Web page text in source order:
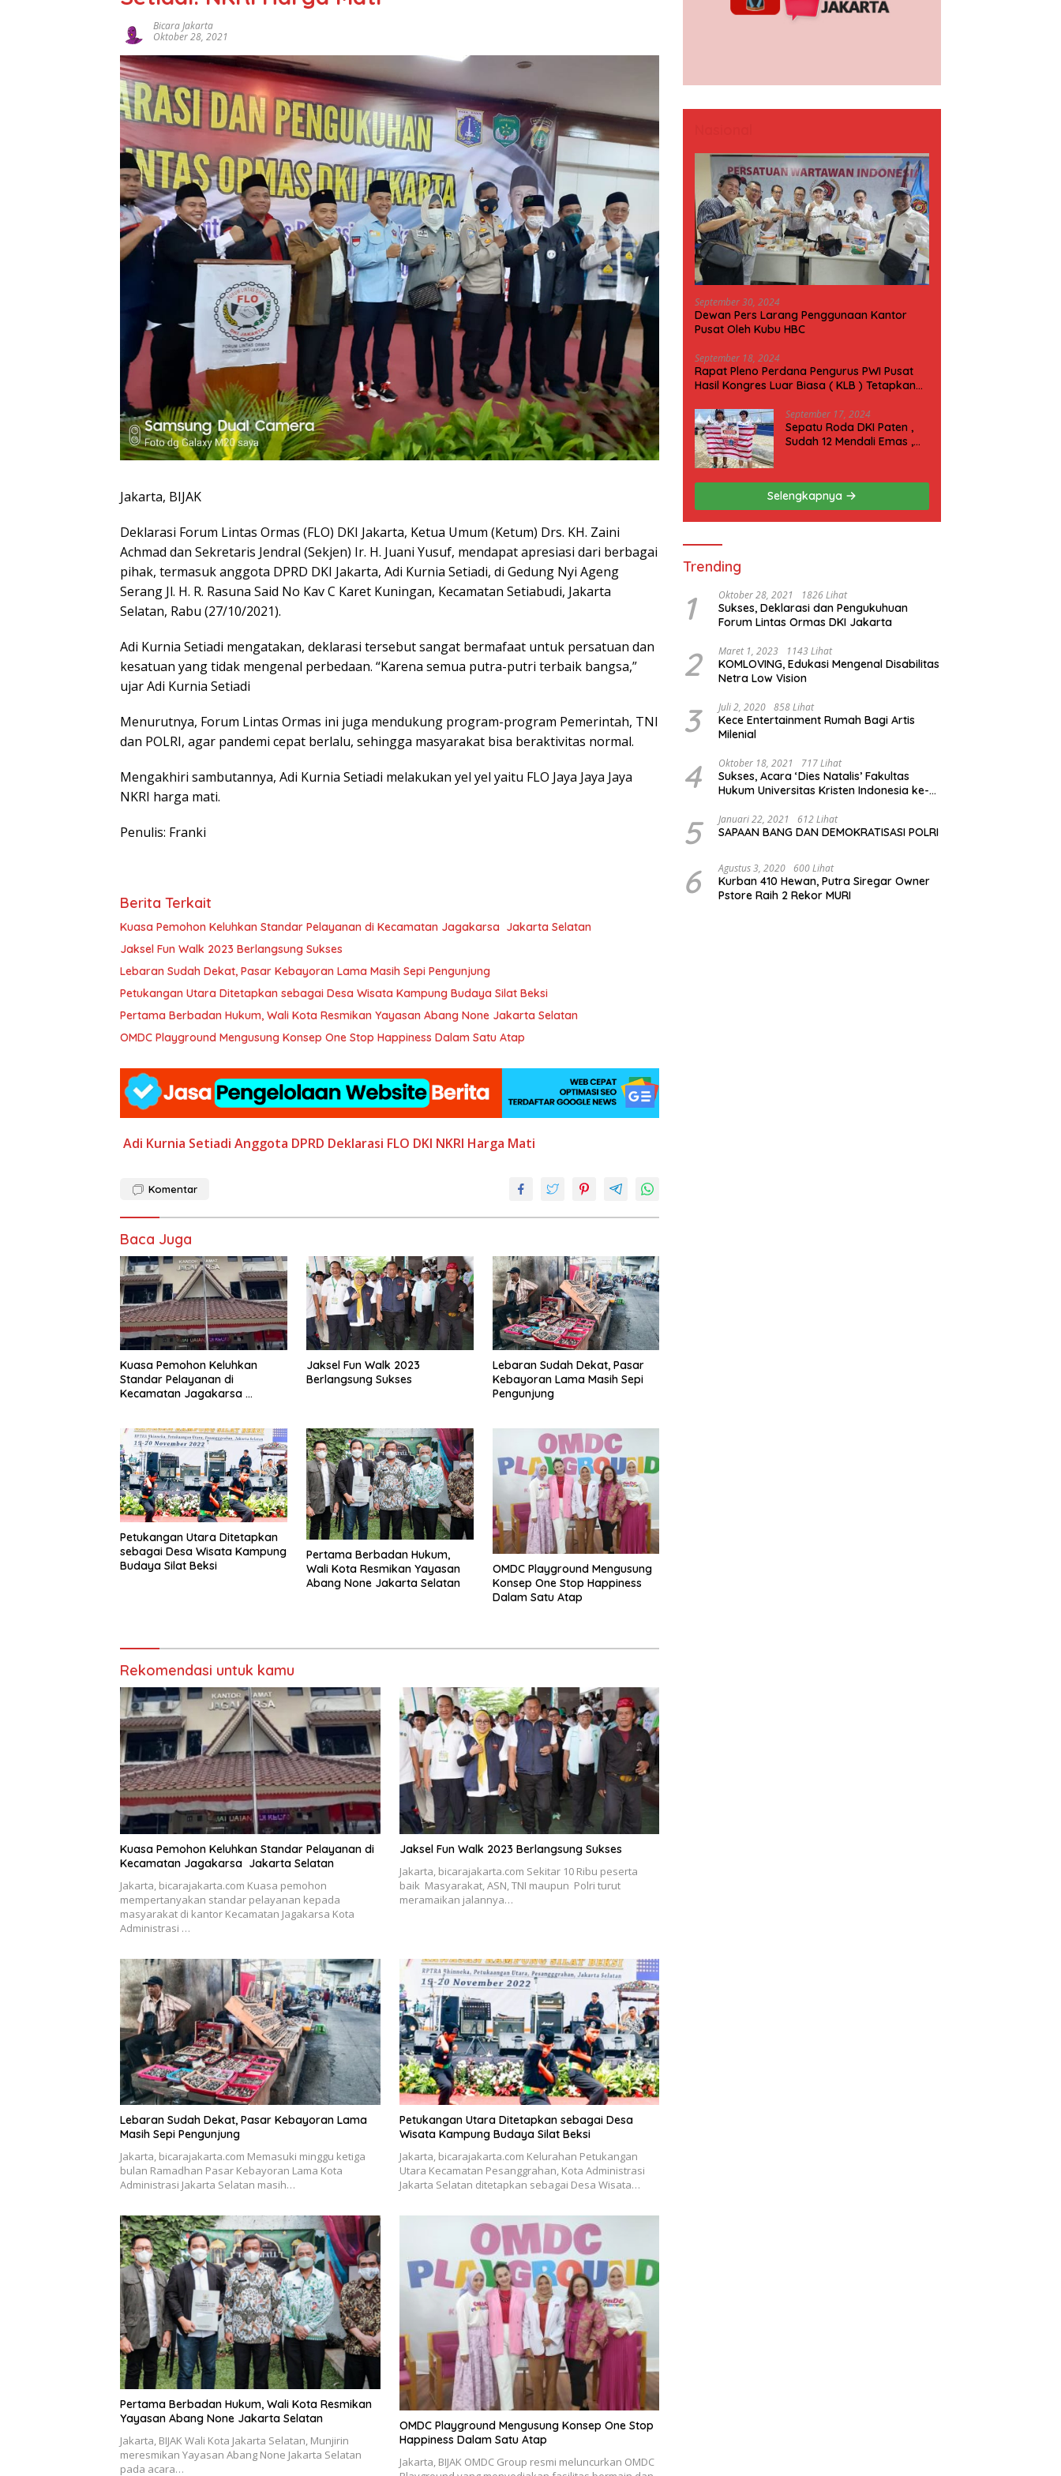
Bicara Jakarta
Oktober 28, 2021
Jakarta, BIJAK
Deklarasi Forum Lintas Ormas (FLO) DKI Jakarta, Ketua Umum (Ketum) Drs. KH. Zaini
Achmad dan Sekretaris Jendral (Sekjen) Ir. H. Juani Yusuf, mendapat apresiasi dari berbagai
pihak, termasuk anggota DPRD DKI Jakarta, Adi Kurnia Setiadi, di Gedung Nyi Ageng
Serang Jl. H. R. Rasuna Said No Kav C Karet Kuningan, Kecamatan Setiabudi, Jakarta
Selatan, Rabu (27/10/2021).
Adi Kurnia Setiadi mengatakan, deklarasi tersebut sangat bermafaat untuk persatuan dan
kesatuan yang tidak mengenal perbedaan. “Karena semua putra-putri terbaik bangsa,”
ujar Adi Kurnia Setiadi
Menurutnya, Forum Lintas Ormas ini juga mendukung program-program Pemerintah, TNI
dan POLRI, agar pandemi cepat berlalu, sehingga masyarakat bisa beraktivitas normal.
Mengakhiri sambutannya, Adi Kurnia Setiadi melakukan yel yel yaitu FLO Jaya Jaya Jaya
NKRI harga mati.
Penulis: Franki
Berita Terkait
Kuasa Pemohon Keluhkan Standar Pelayanan di Kecamatan Jagakarsa Jakarta Selatan
Jaksel Fun Walk 2023 Berlangsung Sukses
Lebaran Sudah Dekat, Pasar Kebayoran Lama Masih Sepi Pengunjung
Petukangan Utara Ditetapkan sebagai Desa Wisata Kampung Budaya Silat Beksi
Pertama Berbadan Hukum, Wali Kota Resmikan Yayasan Abang None Jakarta Selatan
OMDC Playground Mengusung Konsep One Stop Happiness Dalam Satu Atap
Adi Kurnia Setiadi Anggota DPRD Deklarasi FLO DKI NKRI Harga Mati
Komentar
Baca Juga
Kuasa Pemohon Keluhkan
Standar Pelayanan di
Kecamatan Jagakarsa
Jaksel Fun Walk 2023
Berlangsung Sukses
Lebaran Sudah Dekat, Pasar
Kebayoran Lama Masih Sepi
Pengunjung
Petukangan Utara Ditetapkan
sebagai Desa Wisata Kampung
Budaya Silat Beksi
Pertama Berbadan Hukum,
Wali Kota Resmikan Yayasan
Abang None Jakarta Selatan
OMDC Playground Mengusung
Konsep One Stop Happiness
Dalam Satu Atap
Rekomendasi untuk kamu
Kuasa Pemohon Keluhkan Standar Pelayanan di
Kecamatan Jagakarsa Jakarta Selatan
Jakarta, bicarajakarta.com Kuasa pemohon
mempertanyakan standar pelayanan kepada
masyarakat di kantor Kecamatan Jagakarsa Kota
Administrasi …
Jaksel Fun Walk 2023 Berlangsung Sukses
Jakarta, bicarajakarta.com Sekitar 10 Ribu peserta
baik Masyarakat, ASN, TNI maupun Polri turut
meramaikan jalannya…
Lebaran Sudah Dekat, Pasar Kebayoran Lama
Masih Sepi Pengunjung
Jakarta, bicarajakarta.com Memasuki minggu ketiga
bulan Ramadhan Pasar Kebayoran Lama Kota
Administrasi Jakarta Selatan masih…
Petukangan Utara Ditetapkan sebagai Desa
Wisata Kampung Budaya Silat Beksi
Jakarta, bicarajakarta.com Kelurahan Petukangan
Utara Kecamatan Pesanggrahan, Kota Administrasi
Jakarta Selatan ditetapkan sebagai Desa Wisata…
Pertama Berbadan Hukum, Wali Kota Resmikan
Yayasan Abang None Jakarta Selatan
Jakarta, BIJAK Wali Kota Jakarta Selatan, Munjirin
meresmikan Yayasan Abang None Jakarta Selatan
pada acara…
OMDC Playground Mengusung Konsep One Stop
Happiness Dalam Satu Atap
Jakarta, BIJAK OMDC Group resmi meluncurkan OMDC
September 30, 2024
Dewan Pers Larang Penggunaan Kantor
Pusat Oleh Kubu HBC
September 18, 2024
Rapat Pleno Perdana Pengurus PWI Pusat
Hasil Kongres Luar Biasa ( KLB ) Tetapkan
September 17, 2024
Sepatu Roda DKI Paten ,
Sudah 12 Mendali Emas ,
Selengkapnya
Trending
1 Oktober 28, 2021 1826 Lihat
Sukses, Deklarasi dan Pengukuhuan
Forum Lintas Ormas DKI Jakarta
2 Maret 1, 2023 1143 Lihat
KOMLOVING, Edukasi Mengenal Disabilitas
Netra Low Vision
3 Juli 2, 2020 858 Lihat
Kece Entertainment Rumah Bagi Artis
Milenial
4 Oktober 18, 2021 717 Lihat
Sukses, Acara ‘Dies Natalis’ Fakultas
Hukum Universitas Kristen Indonesia ke-
5 Januari 22, 2021 612 Lihat
SAPAAN BANG DAN DEMOKRATISASI POLRI
6 Agustus 3, 2020 600 Lihat
Kurban 410 Hewan, Putra Siregar Owner
Pstore Raih 2 Rekor MURI